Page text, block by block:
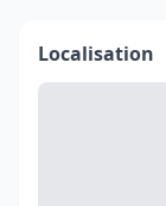
Localisation